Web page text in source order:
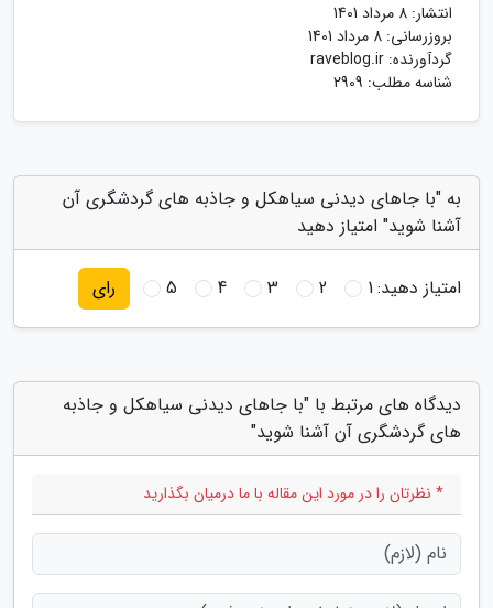
انتشار: 8 مرداد 1401
بروزرسانی: 8 مرداد 1401
گردآورنده: raveblog.ir
شناسه مطلب: 2909
به "با جاهای دیدنی سیاهکل و جاذبه های گردشگری آن
آشنا شوید" امتیاز دهید
امتیاز دهید:1
2
3
4
5 رای
دیدگاه های مرتبط با "با جاهای دیدنی سیاهکل و جاذبه
های گردشگری آن آشنا شوید"
* نظرتان را در مورد این مقاله با ما درمیان بگذارید